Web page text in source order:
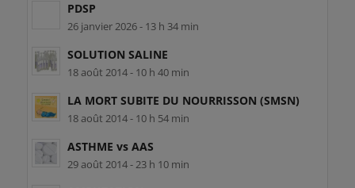
PDSP
26 janvier 2026 - 13 h 34 min
SOLUTION SALINE
18 août 2014 - 10 h 40 min
LA MORT SUBITE DU NOURRISSON (SMSN)
18 août 2014 - 10 h 54 min
ASTHME vs AAS
29 août 2014 - 23 h 10 min